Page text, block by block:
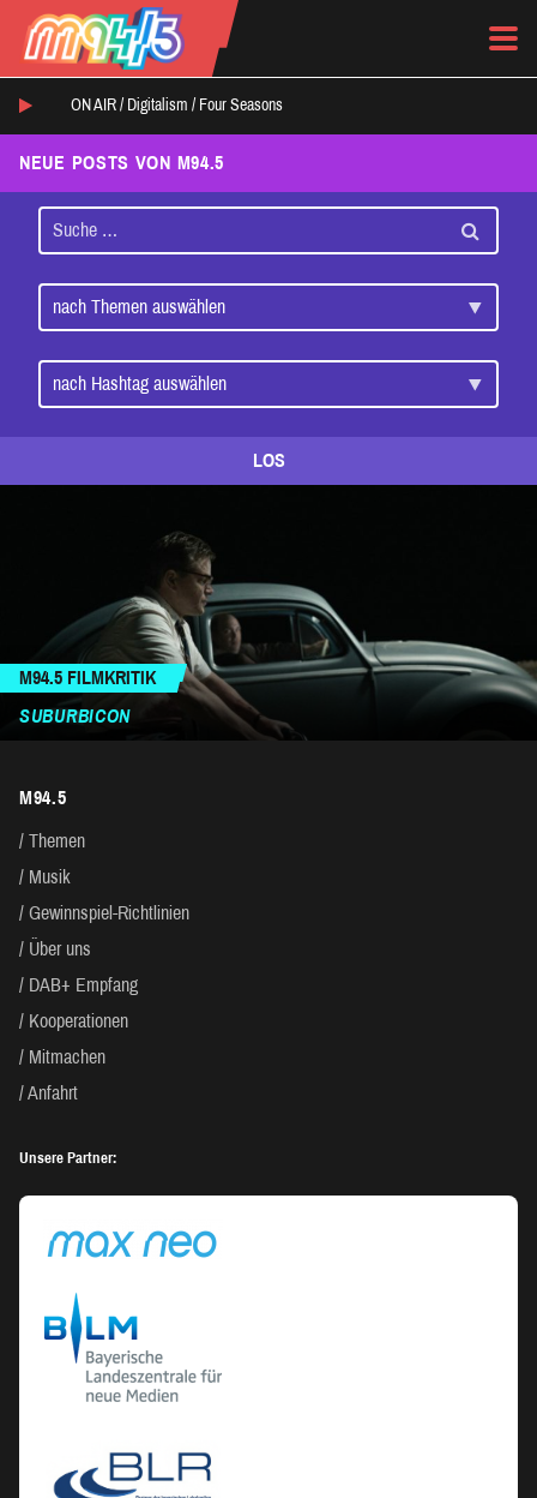
ON AIR / Digitalism / Four Seasons
NEUE POSTS VON M94.5
LOS
M94.5 FILMKRITIK
SUBURBICON
M94.5
Themen
Musik
Gewinnspiel-Richtlinien
Über uns
DAB+ Empfang
Kooperationen
Mitmachen
Anfahrt
Unsere Partner: